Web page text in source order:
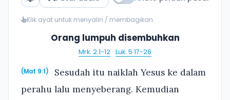
Klik ayat untuk menyalin / membagikan
Orang lumpuh disembuhkan
Mrk. 2:1-12 · Luk. 5:17-26
(Mat 9:1)
Sesudah itu naiklah Yesus ke dalam
perahu lalu menyeberang. Kemudian